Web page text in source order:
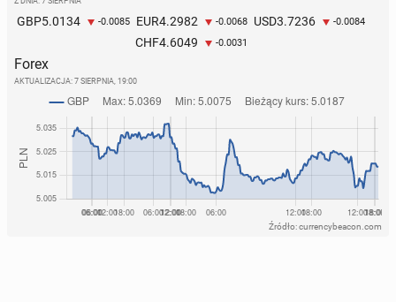
GBP5.0134 -0.0085 EUR4.2982 -0.0068 USD3.7236 -0.0084
CHF4.6049 -0.0031
Forex
AKTUALIZACJA: 7 SIERPNIA, 19:00
Źródło: currencybeacon.com